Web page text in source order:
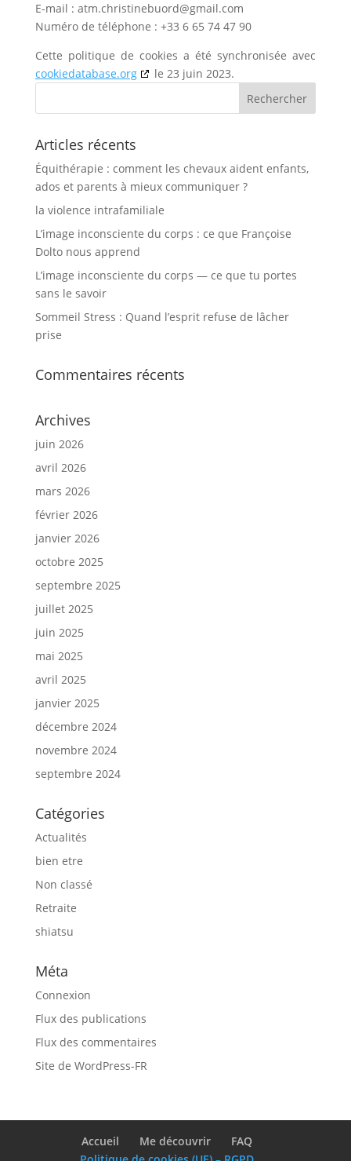
E-mail : atm.christinebuord@gmail.com
Numéro de téléphone : +33 6 65 74 47 90
Cette politique de cookies a été synchronisée avec
cookiedatabase.org
le 23 juin 2023.
Articles récents
Équithérapie : comment les chevaux aident enfants,
ados et parents à mieux communiquer ?
la violence intrafamiliale
L’image inconsciente du corps : ce que Françoise
Dolto nous apprend
L’image inconsciente du corps — ce que tu portes
sans le savoir
Sommeil Stress : Quand l’esprit refuse de lâcher
prise
Commentaires récents
Archives
juin 2026
avril 2026
mars 2026
février 2026
janvier 2026
octobre 2025
septembre 2025
juillet 2025
juin 2025
mai 2025
avril 2025
janvier 2025
décembre 2024
novembre 2024
septembre 2024
Catégories
Actualités
bien etre
Non classé
Retraite
shiatsu
Méta
Connexion
Flux des publications
Flux des commentaires
Site de WordPress-FR
Accueil Me découvrir
FAQ